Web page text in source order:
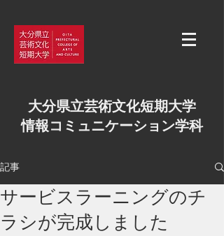
大分県立芸術文化短期大学
情報コミュニケーション学科
記事
サービスラーニングのチ
ラシが完成しました